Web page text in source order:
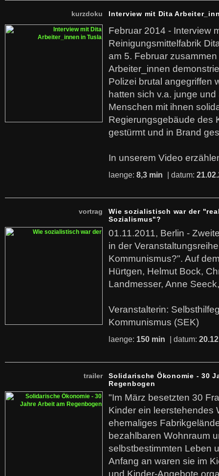
kurzdoku Interview mit Dita
Februar 2014 - Interview
Reinigungsmittelfabrik
am 5. Februar
Arbeiter_innen
Polizei brutal angegriffen
hatten sich v.a. junge
Menschen mit ihnen
Regierungsgebäude des
gestürmt und in Brand
In unserem Video
laenge: 8,3 min | datum:
vortrag
Wie sozialistisch war der
Sozialismus"?
01.11.2011, Berlin -
in der
Kommunismus?". Auf
Hürtgen, Helmut Bock,
Landmesser, Anne
Veranstalterin:
Kommunismus (SEK)
laenge: 150 min | datum:
trailer
Solidarische Ökonomie - 30
Regenbogen
"Im März besetzten 30
Kinder ein leerstehendes
ehemaliges
bezahlbaren Wohnraum
selbstbestimmten Leben
Anfang an waren sie im
und Kinder-Angebote